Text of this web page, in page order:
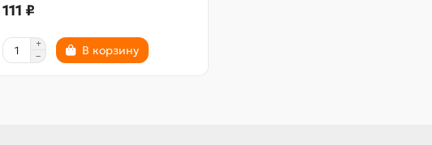
111 ₽
В корзину